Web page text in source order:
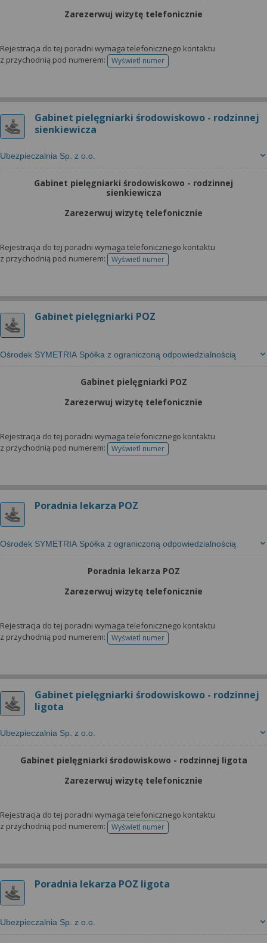
Zarezerwuj wizytę telefonicznie
Rejestracja do tej poradni wymaga telefonicznego kontaktu
z przychodnią pod numerem:
Wyświetl numertelefonu do rejestracji
Gabinet pielęgniarki środowiskowo - rodzinnej
sienkiewicza
Ubezpieczalnia Sp. z o.o.
Gabinet pielęgniarki środowiskowo - rodzinnej
sienkiewicza
Zarezerwuj wizytę telefonicznie
Rejestracja do tej poradni wymaga telefonicznego kontaktu
z przychodnią pod numerem:
Wyświetl numertelefonu do rejestracji
Gabinet pielęgniarki POZ
Ośrodek SYMETRIA Spółka z ograniczoną odpowiedzialnością
Gabinet pielęgniarki POZ
Zarezerwuj wizytę telefonicznie
Rejestracja do tej poradni wymaga telefonicznego kontaktu
z przychodnią pod numerem:
Wyświetl numertelefonu do rejestracji
Poradnia lekarza POZ
Ośrodek SYMETRIA Spółka z ograniczoną odpowiedzialnością
Poradnia lekarza POZ
Zarezerwuj wizytę telefonicznie
Rejestracja do tej poradni wymaga telefonicznego kontaktu
z przychodnią pod numerem:
Wyświetl numertelefonu do rejestracji
Gabinet pielęgniarki środowiskowo - rodzinnej
ligota
Ubezpieczalnia Sp. z o.o.
Gabinet pielęgniarki środowiskowo - rodzinnej ligota
Zarezerwuj wizytę telefonicznie
Rejestracja do tej poradni wymaga telefonicznego kontaktu
z przychodnią pod numerem:
Wyświetl numertelefonu do rejestracji
Poradnia lekarza POZ ligota
Ubezpieczalnia Sp. z o.o.